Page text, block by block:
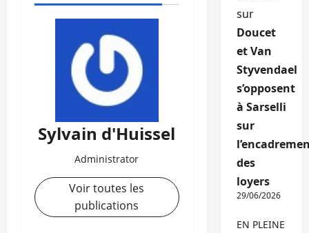
Sylvain d'Huissel
Administrator
Voir toutes les
publications
sur
Doucet
et Van
Styvendael
s’opposent
à Sarselli
sur
des
loyers
29/06/2026
EN PLEINE